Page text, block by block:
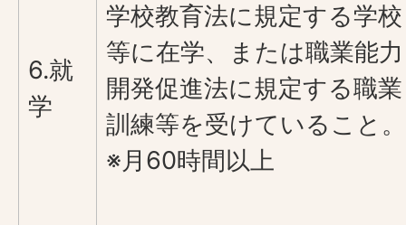
6.就
学
学校教育法に規定する学校
等に在学、または職業能力
開発促進法に規定する職業
訓練等を受けていること。
※月60時間以上